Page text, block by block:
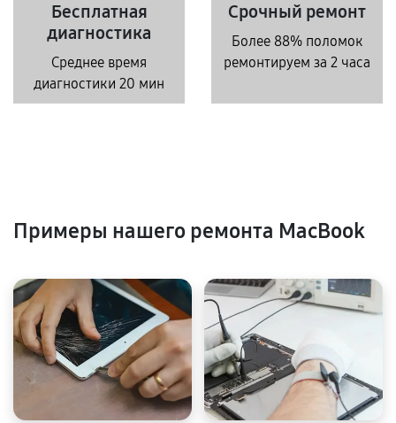
Бесплатная
диагностика
Среднее время
диагностики 20 мин
Срочный ремонт
Более 88% поломок
ремонтируем за 2 часа
Примеры нашего ремонта MacBook